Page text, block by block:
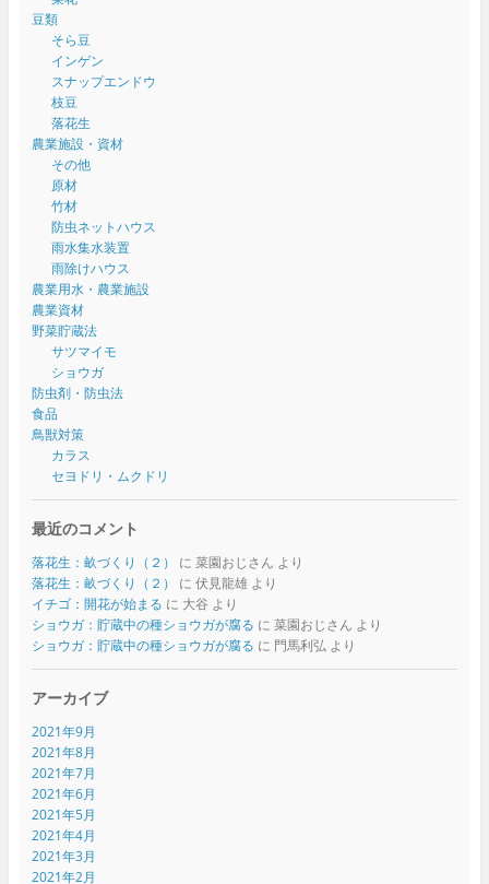
豆類
そら豆
インゲン
スナップエンドウ
枝豆
落花生
農業施設・資材
その他
原材
竹材
防虫ネットハウス
雨水集水装置
雨除けハウス
農業用水・農業施設
農業資材
野菜貯蔵法
サツマイモ
ショウガ
防虫剤・防虫法
食品
鳥獣対策
カラス
セヨドリ・ムクドリ
最近のコメント
落花生：畝づくり（２） に 菜園おじさん より
落花生：畝づくり（２）
に 伏見龍雄より
イチゴ：開花が始まる に 大谷 より
ショウガ：貯蔵中の種ショウガが腐る に 菜園おじさん より
ショウガ：貯蔵中の種ショウガが腐る に 門馬利弘 より
アーカイブ
2021年9月
2021年8月
2021年7月
2021年6月
2021年5月
2021年4月
2021年3月
2021年2月